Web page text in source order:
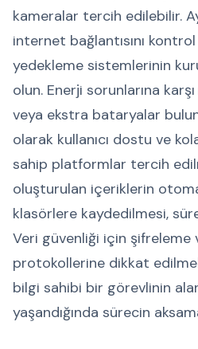
kameralar tercih edilebilir.
internet bağlantısını
yedekleme sistemlerinin
olun. Enerji sorunlarına
veya ekstra bataryalar
olarak kullanıcı dostu ve
sahip platformlar tercih
oluşturulan içeriklerin
klasörlere kaydedilmesi,
Veri güvenliği için şifreleme
protokollerine dikkat
bilgi sahibi bir görevlinin
yaşandığında sürecin